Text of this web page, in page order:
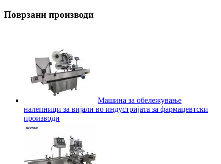
Поврзани производи
Машина за обележување
налепници за вијали во индустријата за фармацевтски
производи